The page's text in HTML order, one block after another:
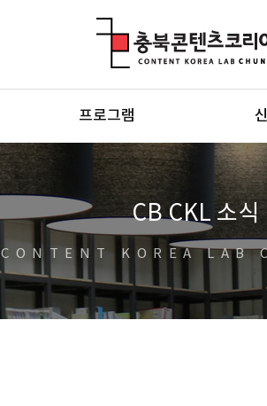
프로그램
CB CKL 소식
CONTENT KOREA LAB